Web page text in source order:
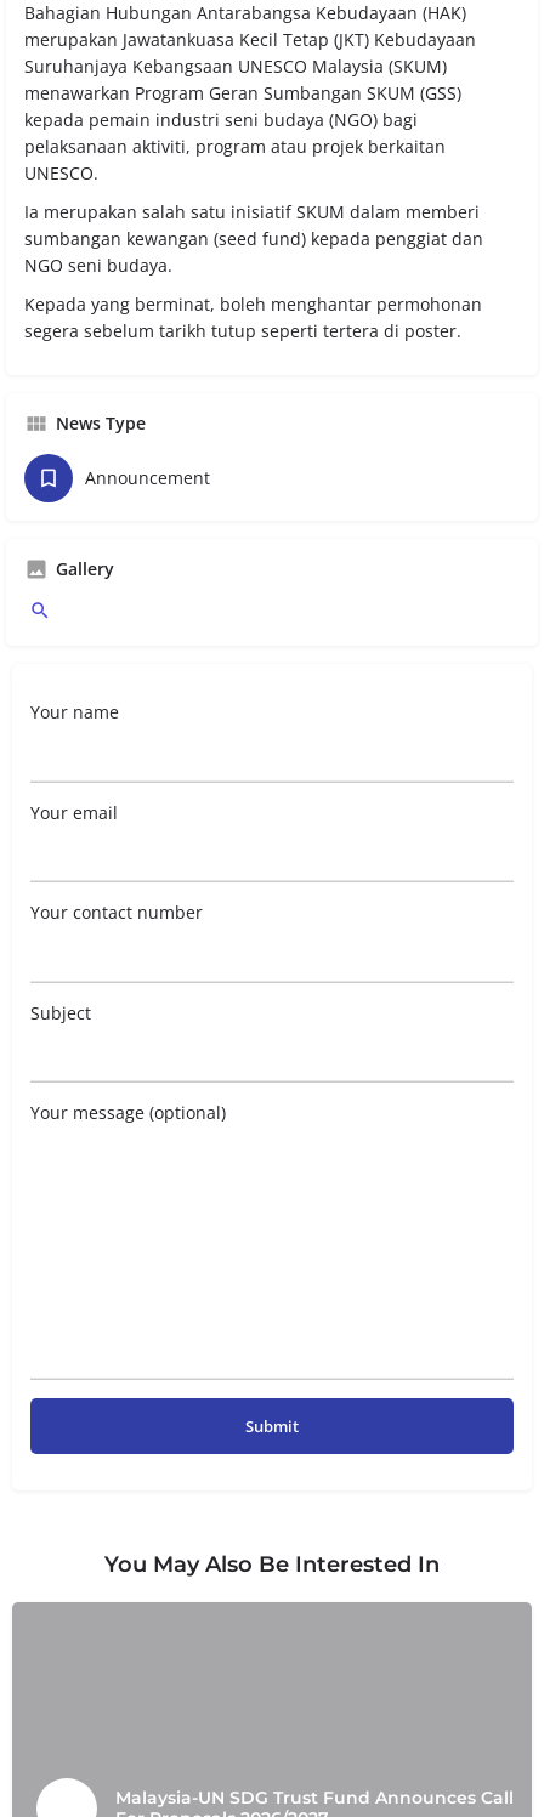
Bahagian Hubungan Antarabangsa Kebudayaan (HAK)
merupakan Jawatankuasa Kecil Tetap (JKT) Kebudayaan
Suruhanjaya Kebangsaan UNESCO Malaysia (SKUM)
menawarkan Program Geran Sumbangan SKUM (GSS)
kepada pemain industri seni budaya (NGO) bagi
pelaksanaan aktiviti, program atau projek berkaitan
UNESCO.
Ia merupakan salah satu inisiatif SKUM dalam memberi
sumbangan kewangan (seed fund) kepada penggiat dan
NGO seni budaya.
Kepada yang berminat, boleh menghantar permohonan
segera sebelum tarikh tutup seperti tertera di poster.
News Type
Announcement
Gallery
Your name
Your email
Your contact number
Subject
Your message (optional)
You May Also Be Interested In
Malaysia-UN SDG Trust Fund Announces Call